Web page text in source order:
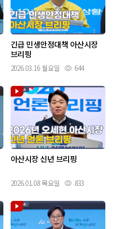
긴급 민생안정대책 아산시장
브리핑
2026.03.16 월요일 644
아산시장 신년 브리핑
2026.01.08 목요일 833